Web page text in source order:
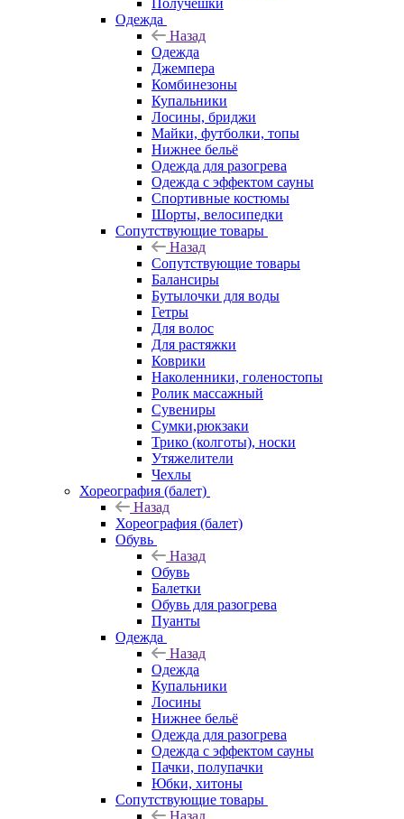
Получешки
Одежда
Назад
Одежда
Джемпера
Комбинезоны
Купальники
Лосины, бриджи
Майки, футболки, топы
Нижнее бельё
Одежда для разогрева
Одежда с эффектом сауны
Спортивные костюмы
Шорты, велосипедки
Сопутствующие товары
Назад
Сопутствующие товары
Балансиры
Бутылочки для воды
Гетры
Для волос
Для растяжки
Коврики
Наколенники, голеностопы
Ролик массажный
Сувениры
Сумки,рюкзаки
Трико (колготы), носки
Утяжелители
Чехлы
Хореография (балет)
Назад
Хореография (балет)
Обувь
Назад
Обувь
Балетки
Обувь для разогрева
Пуанты
Одежда
Назад
Одежда
Купальники
Лосины
Нижнее бельё
Одежда для разогрева
Одежда с эффектом сауны
Пачки, полупачки
Юбки, хитоны
Сопутствующие товары
Назад